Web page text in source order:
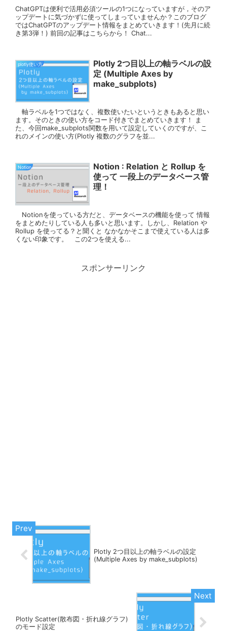
ChatGPTは便利で活用必須ツールの1つになっていますが，そのア
ップデートに気づかずに使ってしまっていませんか？このブログ
ではChatGPTのアップデート情報をまとめていきます！(先月に続
き第3弾！) 前回の記事はこちらから！ Chat...
plotly使い方
Plotly 2つ目以上の軸ラベルの設
定 (Multiple Axes by
make_subplots)
軸ラベルを1つではなく、複数使いたいというときもあると思い
ます。そのときの使い方をコード付きでまとめていきます！ ま
た、今回make_subplots関数を用いて設定していくのですが、こ
れのメインの使い方(Plotly 複数のグラフを並...
Notion
Notion : Relation と Rollup を
使って 一段上のデータベース管
理！
Notionを使っている方だと、データベースの機能を使って 情報
をまとめたりしている人も多いと思います。しかし、Relation や
Rollup を使ってる？と聞くと なかなかそこまで使えている人は多
くない印象です。 この2つを使える...
スポンサーリンク
Plotly 2つ目以上の軸ラベルの設定
(Multiple Axes by make_subplots)
Plotly Scatter(散布図・折れ線グラフ)
のモード設定